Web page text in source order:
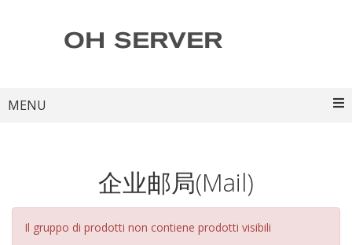
MENU
企业邮局(Mail)
Il gruppo di prodotti non contiene prodotti visibili